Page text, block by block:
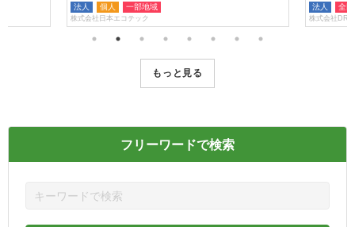
法人 個人 一部地域
株式会社日本エコテック
法人 全国
株式会社
もっと見る
フリーワードで検索